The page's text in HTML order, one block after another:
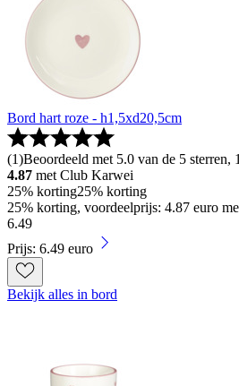
Bord hart roze - h1,5xd20,5cm
(1)Beoordeeld met 5.0 van de 5 sterren,
4.87 met Club Karwei
25% korting25% korting
25% korting, voordeelprijs: 4.87 euro
6.49
Prijs: 6.49 euro
Bekijk alles in bord